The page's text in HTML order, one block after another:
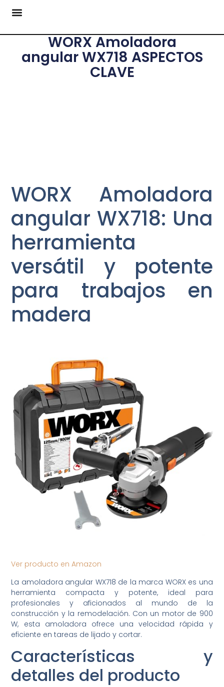
WORX Amoladora
angular WX718 ASPECTOS
CLAVE
WORX Amoladora
angular WX718: Una
herramienta
versátil y potente
para trabajos en
madera
Ver producto en Amazon
La amoladora angular WX718 de la marca WORX es una
herramienta compacta y potente, ideal para
profesionales y aficionados al mundo de la
construcción y la remodelación. Con un motor de 900
W, esta amoladora ofrece una velocidad rápida y
eficiente en tareas de lijado y cortar.
Características y
detalles del producto